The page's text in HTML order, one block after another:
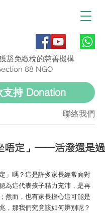
聯絡我們
支持 Donation
豁免繳稅的慈善機構
88 NGO
唔定」——活潑還是過
」嗎？這是許多家長經常面對
為這代表孩子精力充沛，是再
然而，也有家長擔心這可能是
，那我們究竟該如何辨別呢？